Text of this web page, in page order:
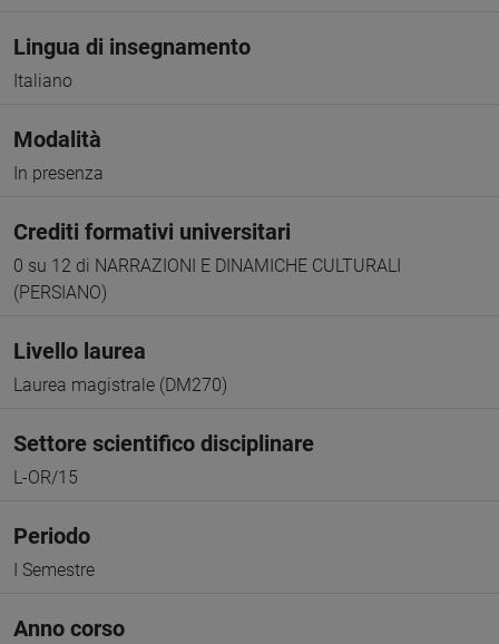
Lingua di insegnamento
Italiano
Modalità
In presenza
Crediti formativi universitari
0 su 12 di NARRAZIONI E DINAMICHE CULTURALI
(PERSIANO)
Livello laurea
Laurea magistrale (DM270)
Settore scientifico disciplinare
L-OR/15
Periodo
I Semestre
Anno corso